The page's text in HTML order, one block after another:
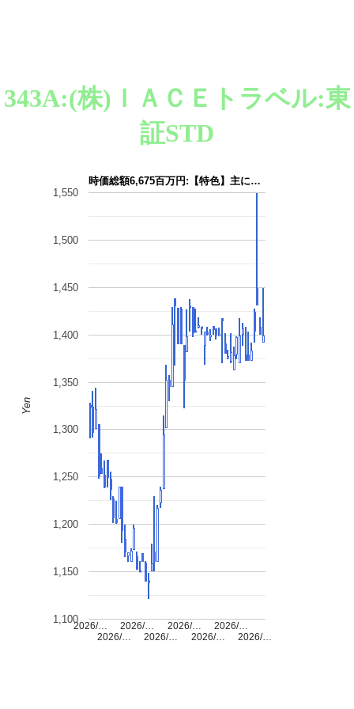
343A:(株)ＩＡＣＥトラベル:東
証STD
時価総額6,675百万円:【特色】主に…
2026/…
2026/…
2026/…
2026/…
2026/…
2026/…
2026/…
2026/…
1,100
1,150
1,200
1,250
1,300
1,350
1,400
1,450
1,500
1,550
Yen